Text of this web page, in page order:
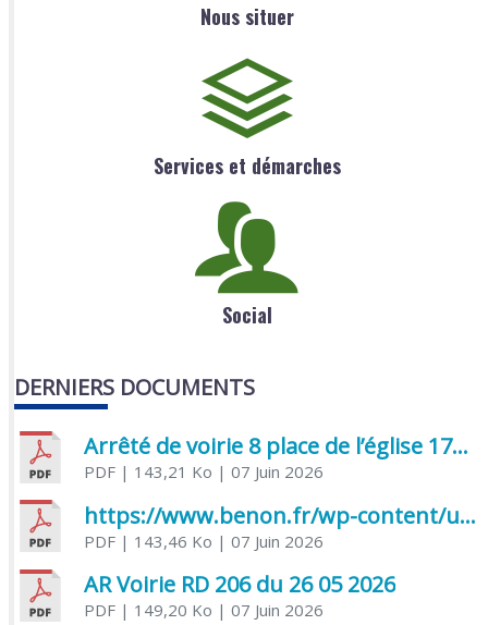
Nous situer
Services et démarches
Social
DERNIERS DOCUMENTS
Arrêté de voirie 8 place de l’église 17170 Benon
PDF| 143,21 Ko | 07 Juin 2026
https://www.benon.fr/wp-content/uploads/2026/06/AR-Voirie-Chemin-de-Lafond-du-26-05-2026.pdf
PDF| 143,46 Ko | 07 Juin 2026
AR Voirie RD 206 du 26 05 2026
PDF| 149,20 Ko | 07 Juin 2026